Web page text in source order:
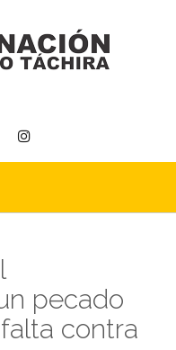
pecado
contra